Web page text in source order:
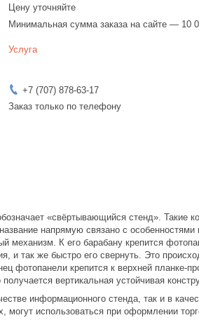
Цену уточняйте
Минимальная сумма заказа на сайте — 10
Услуга
+7 (707) 878-63-17
Заказ только по телефону
«свёртывающийся стенд». Такие
напрямую связано с
механизм. К его барабану крепится
и так же быстро его свернуть. Это
фотопанели крепится к верхней
вертикальная устойчивая
информационного стенда, так и в
могут использоваться при оформлении